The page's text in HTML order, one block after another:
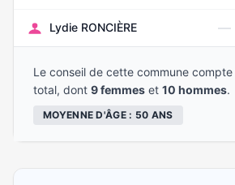
Lydie RONCIÈRE —
Le conseil de cette commune compte
total, dont 9 femmes et 10 hommes.
MOYENNE D'ÂGE : 50 ANS